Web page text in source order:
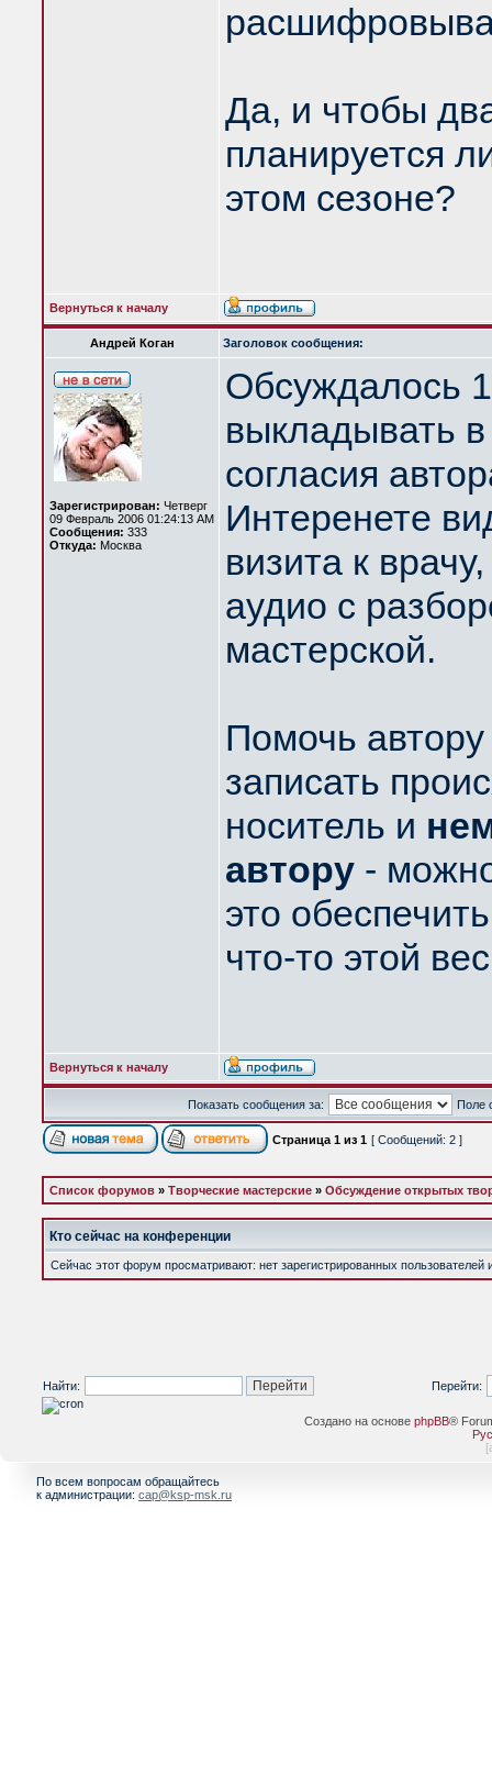
Да, и чтобы
планируется
этом сезоне?
Вернуться к началу
Андрей Коган Заголовок сообщения:
Зарегистрирован: Четверг
09 Февраль 2006 01:24:13 AM
Сообщения: 333
Откуда: Москва
Обсуждалось
выкладывать
согласия
Интеренете
визита к
аудио с
мастерской.
Помочь
записать
носитель и
автору -
это
что-то этой
Вернуться к началу
Показать сообщения за: Поле
Страница 1 из 1 [ Сообщений: 2 ]
Список форумов » Творческие мастерские » Обсуждение открытых
Кто сейчас на конференции
Сейчас этот форум просматривают: нет зарегистрированных пользователей
Найти: Перейти:
Создано на основе phpBB®
[
По всем вопросам обращайтесь
к администрации: cap@ksp-msk.ru